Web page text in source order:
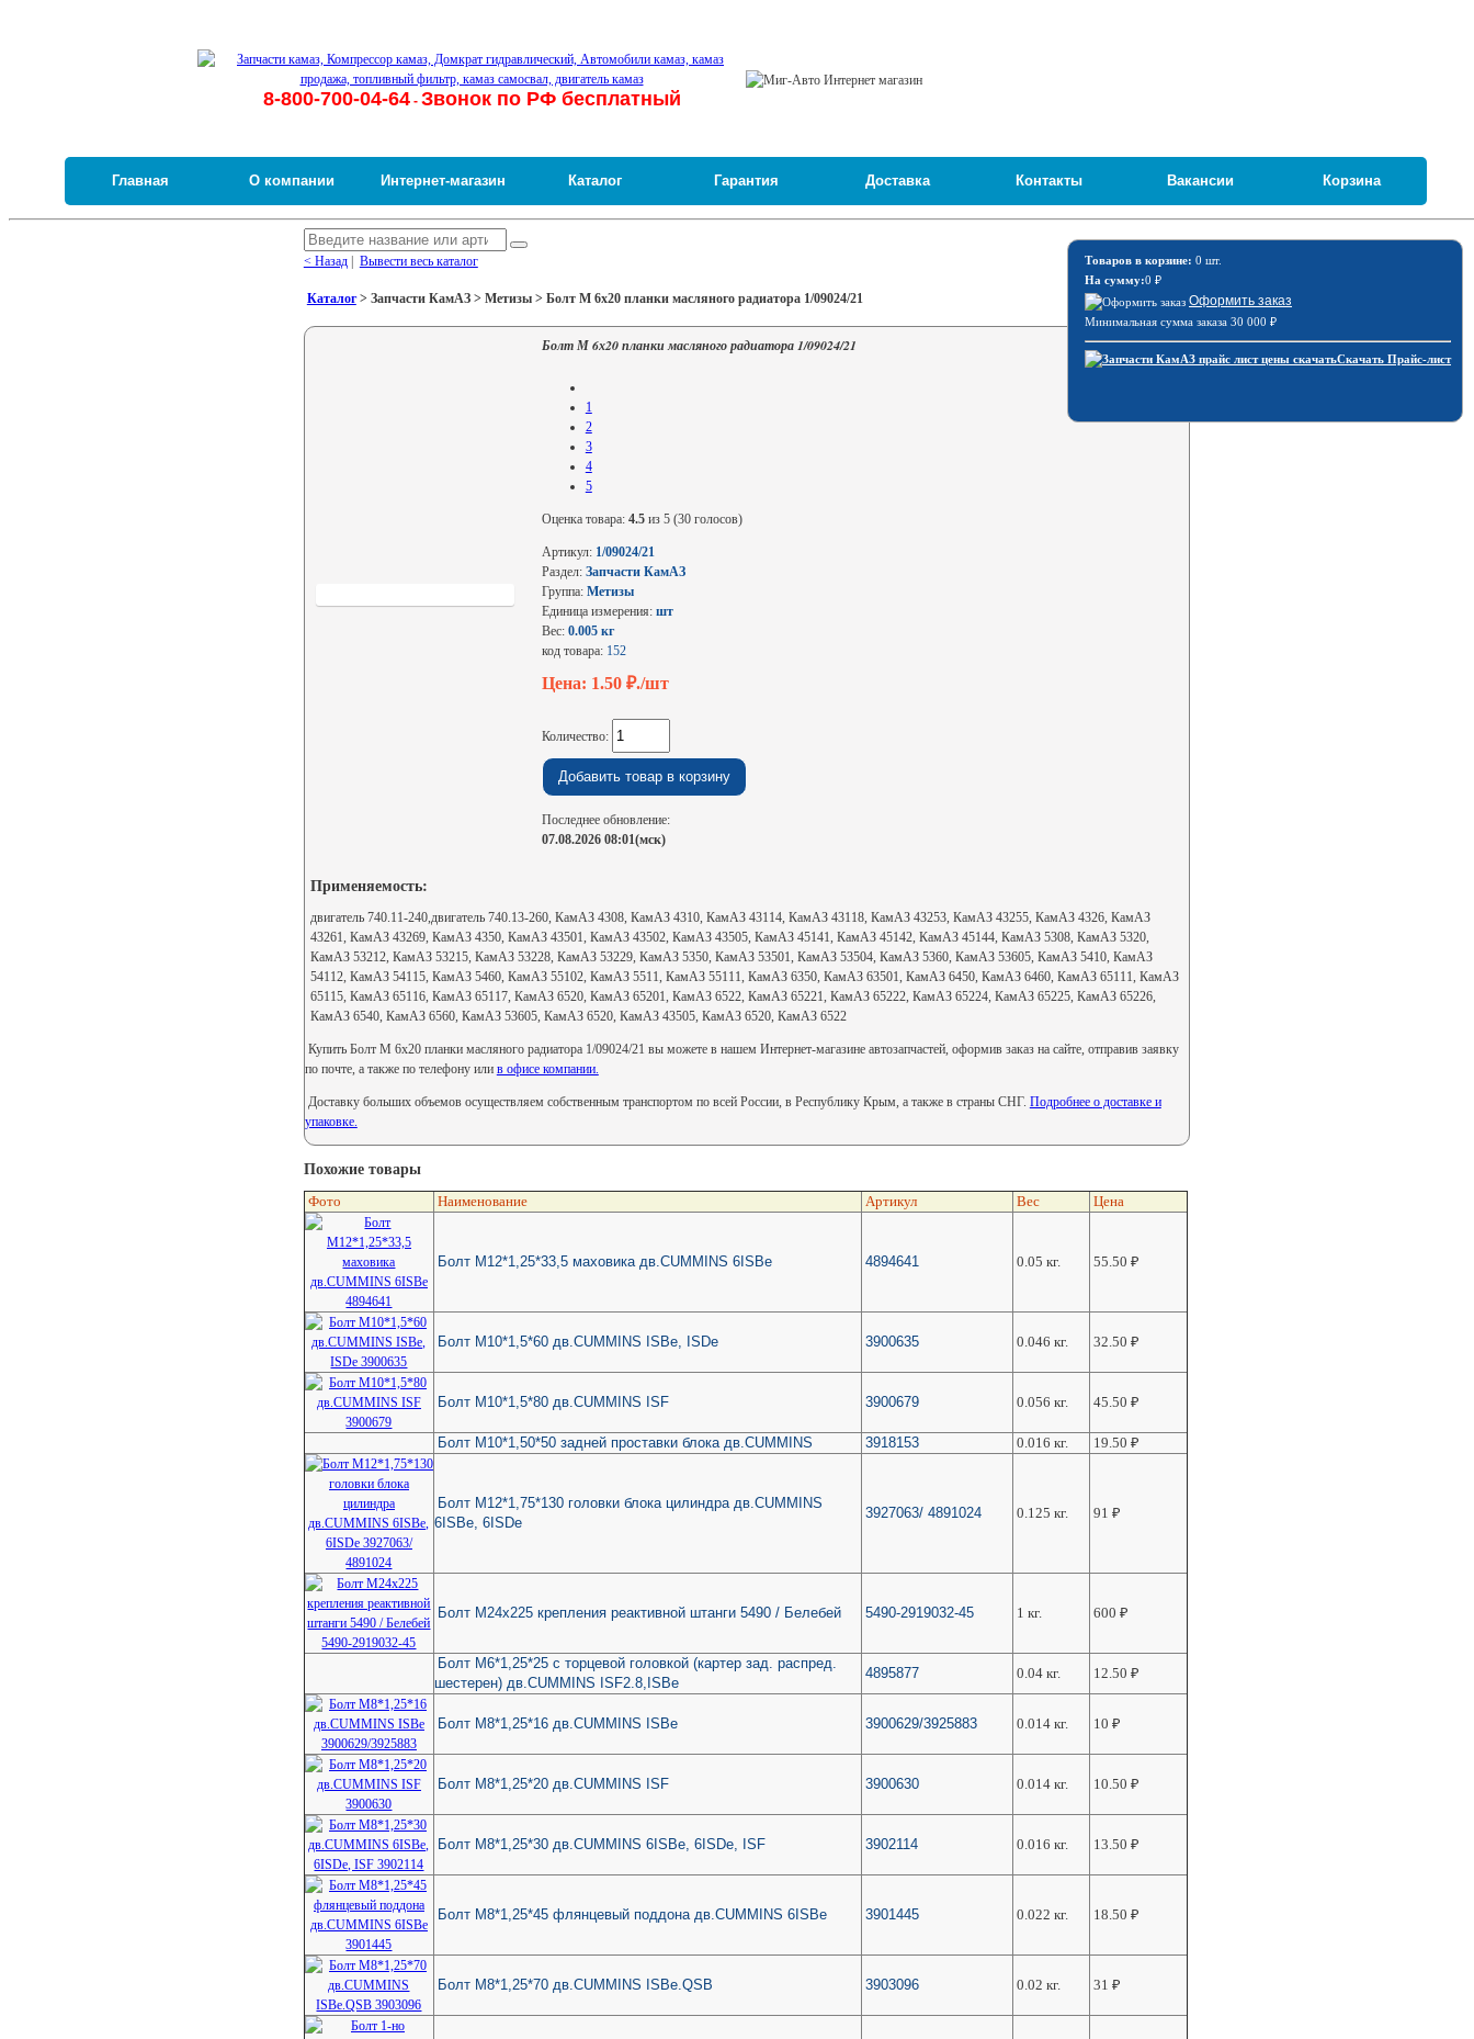
8-800-700-04-64- Звонок по РФ бесплатный
Главная О компании Интернет-магазин Каталог Гарантия Доставка Контакты Вакансии Корзина
Товаров в корзине: 0 шт.
На сумму:0 ₽
Оформить заказ
Минимальная сумма заказа 30 000 ₽
Скачать Прайс-лист
< Назад| Вывести весь каталог
Каталог> Запчасти КамАЗ > Метизы > Болт М 6х20 планки масляного радиатора 1/09024/21
Болт М 6х20 планки масляного радиатора 1/09024/21
1
2
3
4
5
Оценка товара: 4.5из 5 (30 голосов)
Артикул: 1/09024/21
Раздел: Запчасти КамАЗ
Группа: Метизы
Единица измерения: шт
Вес: 0.005 кг
код товара: 152
Цена: 1.50 ₽./шт
Количество:
Последнее обновление:
07.08.2026 08:01(мск)
Применяемость:
двигатель 740.11-240,двигатель 740.13-260, КамАЗ 4308, КамАЗ 4310, КамАЗ 43114, КамАЗ 43118, КамАЗ 43253, КамАЗ 43255, КамАЗ 4326, КамАЗ
43261, КамАЗ 43269, КамАЗ 4350, КамАЗ 43501, КамАЗ 43502, КамАЗ 43505, КамАЗ 45141, КамАЗ 45142, КамАЗ 45144, КамАЗ 5308, КамАЗ 5320,
КамАЗ 53212, КамАЗ 53215, КамАЗ 53228, КамАЗ 53229, КамАЗ 5350, КамАЗ 53501, КамАЗ 53504, КамАЗ 5360, КамАЗ 53605, КамАЗ 5410, КамАЗ
54112, КамАЗ 54115, КамАЗ 5460, КамАЗ 55102, КамАЗ 5511, КамАЗ 55111, КамАЗ 6350, КамАЗ 63501, КамАЗ 6450, КамАЗ 6460, КамАЗ 65111, КамАЗ
65115, КамАЗ 65116, КамАЗ 65117, КамАЗ 6520, КамАЗ 65201, КамАЗ 6522, КамАЗ 65221, КамАЗ 65222, КамАЗ 65224, КамАЗ 65225, КамАЗ 65226,
КамАЗ 6540, КамАЗ 6560, КамАЗ 53605, КамАЗ 6520, КамАЗ 43505, КамАЗ 6520, КамАЗ 6522
Купить Болт М 6х20 планки масляного радиатора 1/09024/21 вы можете в нашем Интернет-магазине автозапчастей, оформив заказ на сайте, отправив заявку
по почте, а также по телефону или в офисе компании.
Доставку больших объемов осуществляем собственным транспортом по всей России, в Республику Крым, а также в страны СНГ. Подробнее о доставке и
упаковке.
Похожие товары
Фото Наименование Артикул Вес Цена
Болт M12*1,25*33,5 маховика дв.CUMMINS 6ISBe 4894641 0.05 кг. 55.50 ₽
Болт М10*1,5*60 дв.CUMMINS ISBe, ISDe 3900635 0.046 кг. 32.50 ₽
Болт М10*1,5*80 дв.CUMMINS ISF 3900679 0.056 кг. 45.50 ₽
Болт М10*1,50*50 задней проставки блока дв.CUMMINS 3918153 0.016 кг. 19.50 ₽
Болт М12*1,75*130 головки блока цилиндра дв.CUMMINS
6ISBe, 6ISDe
3927063/ 4891024 0.125 кг. 91 ₽
Болт М24х225 крепления реактивной штанги 5490 / Белебей 5490-2919032-45 1 кг. 600 ₽
Болт М6*1,25*25 с торцевой головкой (картер зад. распред.
шестерен) дв.CUMMINS ISF2.8,ISBe
4895877 0.04 кг. 12.50 ₽
Болт М8*1,25*16 дв.CUMMINS ISBe 3900629/3925883 0.014 кг. 10 ₽
Болт М8*1,25*20 дв.CUMMINS ISF 3900630 0.014 кг. 10.50 ₽
Болт М8*1,25*30 дв.CUMMINS 6ISBe, 6ISDe, ISF 3902114 0.016 кг. 13.50 ₽
Болт М8*1,25*45 флянцевый поддона дв.CUMMINS 6ISBe 3901445 0.022 кг. 18.50 ₽
Болт М8*1,25*70 дв.CUMMINS ISBe.QSB 3903096 0.02 кг. 31 ₽